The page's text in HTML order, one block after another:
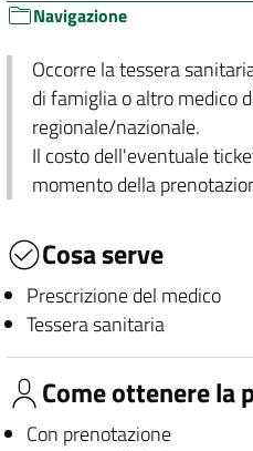
Navigazione
Occorre la tessera
di famiglia o altro medico
regionale/nazionale.
Il costo dell'eventuale
momento della
Cosa serve
Prescrizione del medico
Tessera sanitaria
Come ottenere la
Con prenotazione